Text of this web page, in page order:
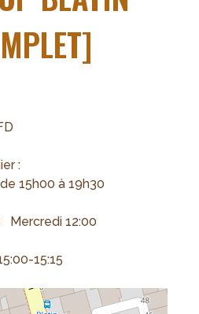
:
15h00 à 19h30
Mercredi 12:00
15:15